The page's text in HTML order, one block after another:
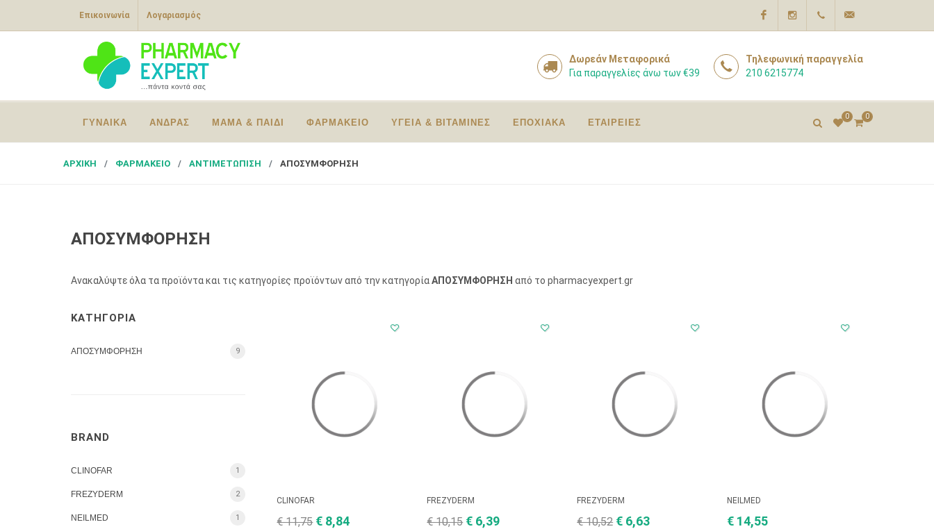
Επικοινωνία Λογαριασμός
Δωρεάν Μεταφορικά
Για παραγγελίες άνω των €39
Τηλεφωνική παραγγελία
210 6215774
ΓΥΝΑΙΚΑ ΑΝΔΡΑΣ ΜΑΜΑ & ΠΑΙΔΙ ΦΑΡΜΑΚΕΙΟ ΥΓΕΙΑ & ΒΙΤΑΜΙΝΕΣ ΕΠΟΧΙΑΚΑ ΕΤΑΙΡΕΙΕΣ
0
0
ΑΡΧΙΚΗ ΦΑΡΜΑΚΕΙΟ ΑΝΤΙΜΕΤΩΠΙΣΗ ΑΠΟΣΥΜΦΟΡΗΣΗ
ΑΠΟΣΥΜΦΟΡΗΣΗ
Ανακαλύψτε όλα τα προϊόντα και τις κατηγορίες προϊόντων από την κατηγορίαΑΠΟΣΥΜΦΟΡΗΣΗ από το pharmacyexpert.gr
ΚΑΤΗΓΟΡΙΑ
ΑΠΟΣΥΜΦΟΡΗΣΗ 9
BRAND
CLINOFAR 1
FREZYDERM 2
NEILMED 1
CLINOFAR
€ 11,75 € 8,84
FREZYDERM
€ 10,15 € 6,39
FREZYDERM
€ 10,52 € 6,63
NEILMED
€ 14,55